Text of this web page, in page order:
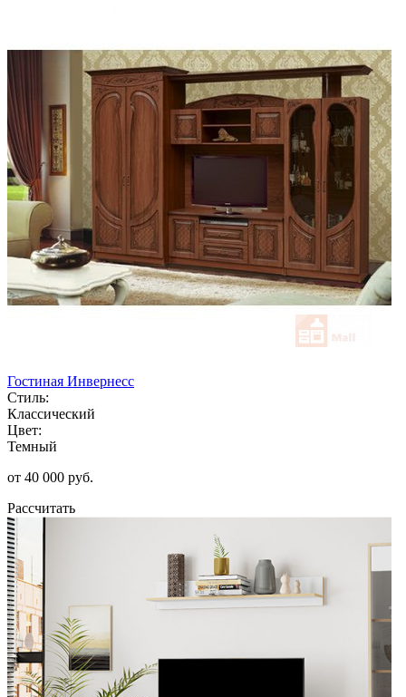
Гостиная Инвернесс
Стиль:
Классический
Цвет:
Темный
от 40 000 руб.
Рассчитать